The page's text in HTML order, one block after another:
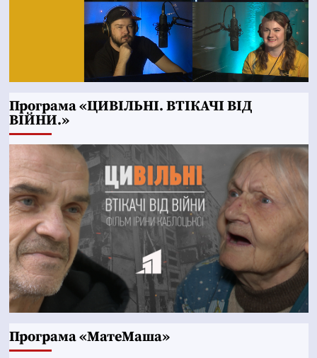
Програма «ЦИВІЛЬНІ. ВТІКАЧІ ВІД
ВІЙНИ.»
Програма «МатеМаша»